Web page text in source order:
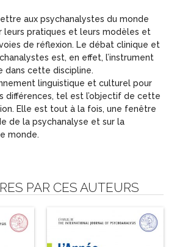
aux psychanalystes du monde
leurs pratiques et leurs modèles et
de réflexion. Le débat clinique et
est, en effet, l’instrument
dans cette discipline.
linguistique et culturel pour
différences, tel est l’objectif de cette
Elle est tout à la fois, une fenêtre
de la psychanalyse et sur la
monde.
PAR CES AUTEURS